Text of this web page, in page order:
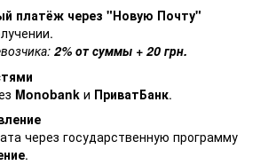
платёж через "Новую Почту"
2% от суммы + 20 грн.
Monobank и ПриватБанк.
через государственную программу
.